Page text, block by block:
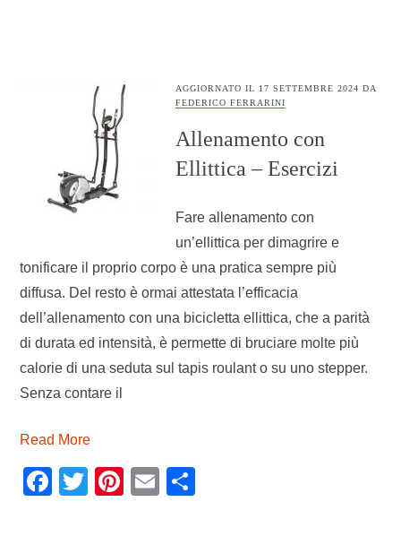
AGGIORNATO IL 17 SETTEMBRE 2024 DA
FEDERICO FERRARINI
Allenamento con
Ellittica – Esercizi
Fare allenamento con
un’ellittica per dimagrire e
tonificare il proprio corpo è una pratica sempre più
diffusa. Del resto è ormai attestata l’efficacia
dell’allenamento con una bicicletta ellittica, che a parità
di durata ed intensità, è permette di bruciare molte più
calorie di una seduta sul tapis roulant o su uno stepper.
Senza contare il
Read More
Facebook
TwitterPinterest
Email